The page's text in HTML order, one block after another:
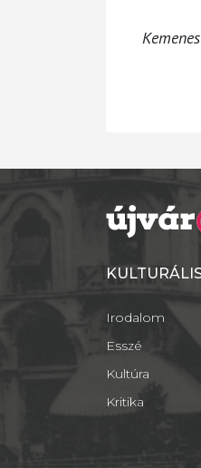
Irodalom
Esszé
Kultúra
Kritika